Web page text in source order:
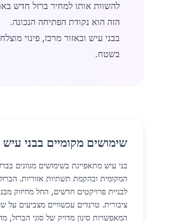
להשוות אותו למחיר ברזל חדש
הזה הוא נקודת הפתיחה הנכונה.
בבני עיש ובאזור מרכז, פינוי
בשטח.
שימושים מקומיים בבני עיש
בני עיש מתאפיינת בשימושים מגוונים
המקומית ובהקמת תשתיות אזוריות.
לבניית פרויקטים חדשים, החל מחיזוק
ציבורית. טרנדים עכשוויים מצביעים על
המאפשרות סינון מדויק של סוגי